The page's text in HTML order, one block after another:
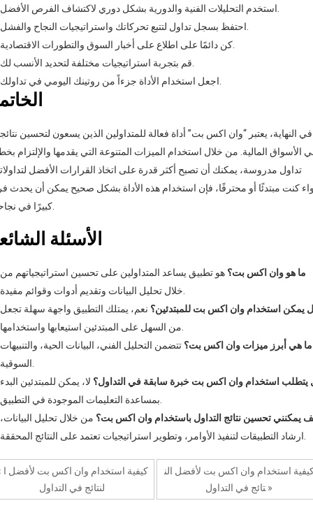
في النهاية، يعتبر “وان اكس بت” أداة فعالة للمتداولين الذين يسعون لتحسين
الأسواق المالية. من خلال استخدام الميزات المتنوعة التي يقدمها والإلتزام
تداول مدروسة، يمكنك أن تصبح أكثر قدرة على اتخاذ القرارات الأفضل
كنت مبتدئًا أو محترفًا، فإن استخدام هذه الأداة بشكل صحيح يمكن أن يحدث
الأسئلة
ما هو وان اكس بت؟ هو تطبيق يساعد المتداولين على تحسين استراتيجياتهم من
يمكن استخدام وان اكس بت للمبتدئين؟ نعم، يمتلك التطبيق واجهة سهلة تجعل
ما هي أبرز ميزات وان اكس بت؟ تتضمن التحليل الفني، البيانات الحية، والتنبيهات
يتطلب استخدام وان اكس بت خبرة سابقة في التداول؟ لا، يمكن للمبتدئين البدء
يمكنني تحسين نتائج التداول باستخدام وان اكس بت؟ من خلال تحليل البيانات،
«
لنتائج في التداول
استخدام وان اكس بت لأفضل الن
تائج في التداول »